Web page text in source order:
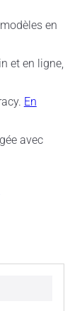
en
et en ligne,
En
avec